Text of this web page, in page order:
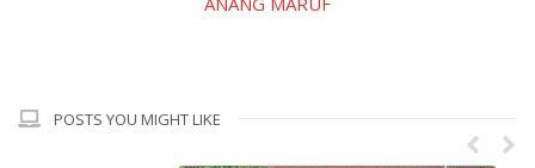
POSTS YOU MIGHT LIKE